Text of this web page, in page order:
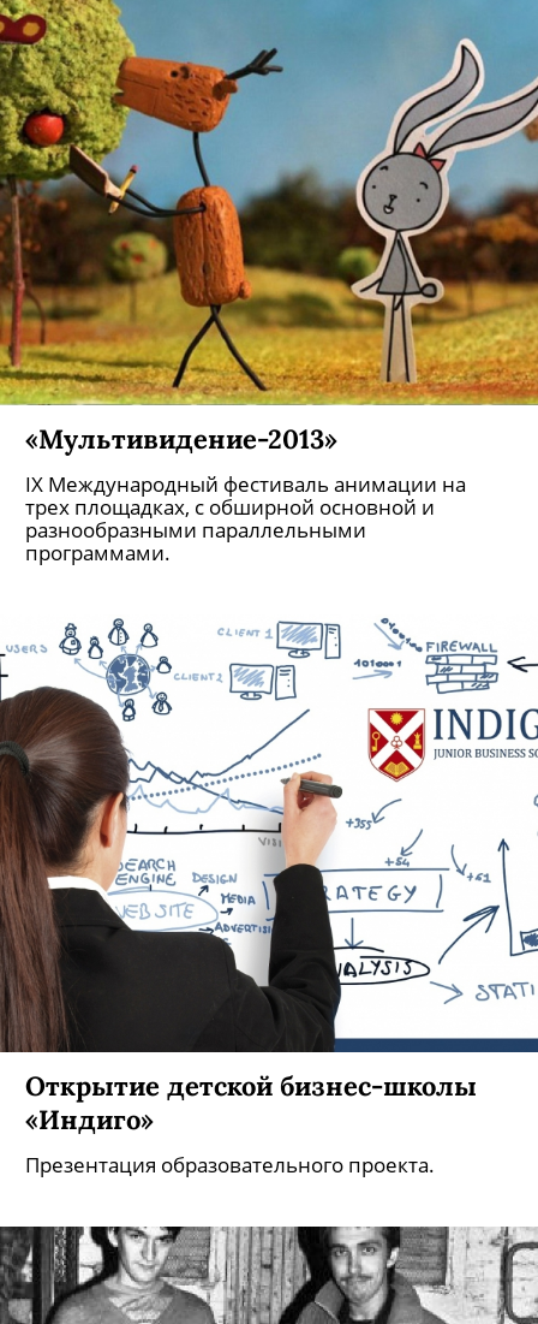
«Мультивидение-2013»
IX Международный фестиваль анимации на
трех площадках, с обширной основной и
разнообразными параллельными
программами.
Открытие детской бизнес-школы
«Индиго»
Презентация образовательного проекта.